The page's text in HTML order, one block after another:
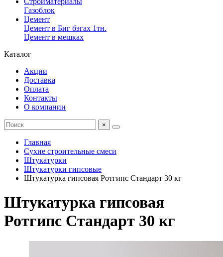
Газоблок
Цемент
Цемент в Биг бэгах 1тн.
Цемент в мешках
Каталог
Акции
Доставка
Оплата
Контакты
О компании
×
Главная
Сухие строительные смеси
Штукатурки
Штукатурки гипсовые
Штукатурка гипсовая Ротгипс Стандарт 30 кг
Штукатурка гипсовая
Ротгипс Стандарт 30 кг